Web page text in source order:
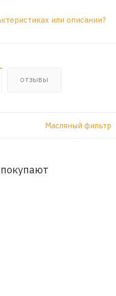
или описании?
ОТЗЫВЫ
Масляный фильтр